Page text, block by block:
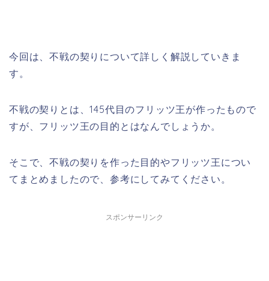
今回は、不戦の契りについて詳しく解説していきま
す。
不戦の契りとは、145代目のフリッツ王が作ったもので
すが、フリッツ王の目的とはなんでしょうか。
そこで、不戦の契りを作った目的やフリッツ王につい
てまとめましたので、参考にしてみてください。
スポンサーリンク